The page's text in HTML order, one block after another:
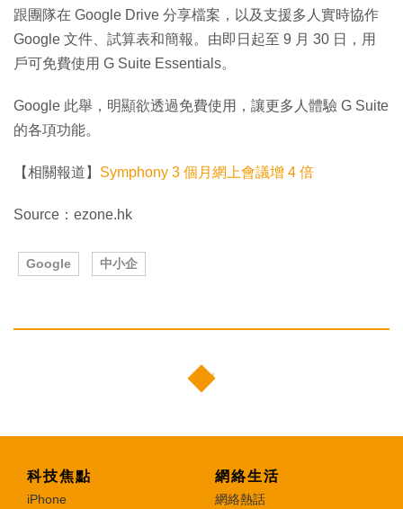
跟團隊在 Google Drive 分享檔案，以及支援多人實時協作
Google 文件、試算表和簡報。由即日起至 9 月 30 日，用
戶可免費使用 G Suite Essentials。
Google 此舉，明顯欲透過免費使用，讓更多人體驗 G Suite
的各項功能。
【相關報道】 Symphony 3 個月網上會議增 4 倍
Source：ezone.hk
Google 中小企
科技焦點
iPhone
網絡生活
網絡熱話